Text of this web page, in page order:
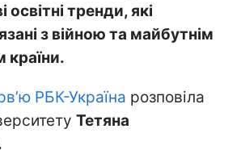
освітні тренди, які
з війною та майбутнім
країни.
РБК-Україна розповіла
Тетяна